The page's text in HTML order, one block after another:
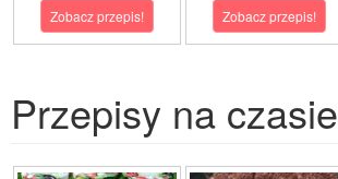
Zobacz przepis! Zobacz przepis!
Przepisy na czasie